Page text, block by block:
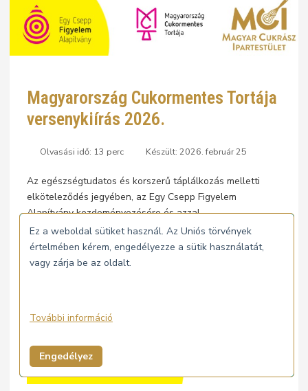
Magyarország Cukormentes Tortája
versenykiírás 2026.
Olvasási idő: 13 perc Készült: 2026. február 25
Az egészségtudatos és korszerű táplálkozás melletti
elköteleződés jegyében, az Egy Csepp Figyelem
Alapítvány kezdeményezésére és azzal
együttműködésben a Magyar Cukrász Ipartestület ismét
meghirdeti a Magyarország Cukormentes Tortája
versenyt.
Ez a weboldal sütiket használ. Az Uniós törvények
értelmében kérem, engedélyezze a sütik használatát,
vagy zárja be az oldalt.
További információ
Engedélyez